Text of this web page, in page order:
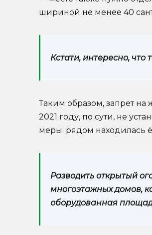
шириной не менее 40
Кстати, интересно,
Таким образом, запрет на
2021 году, по сути, не
меры: рядом находилась
Разводить открытый
многоэтажных домов,
оборудованная